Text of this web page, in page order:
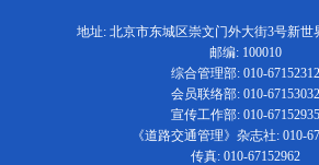
地址: 北京市东城区崇文门外大街3号新世
邮编: 100010
综合管理部: 010-67152312
会员联络部: 010-67153032
宣传工作部: 010-67152935
《道路交通管理》杂志社: 010-
传真: 010-67152962